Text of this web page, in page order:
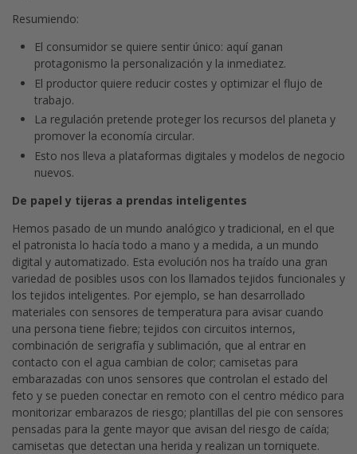
Resumiendo:
El consumidor se quiere sentir único: aquí ganan
protagonismo la personalización y la inmediatez.
El productor quiere reducir costes y optimizar el flujo de
trabajo.
La regulación pretende proteger los recursos del planeta y
promover la economía circular.
Esto nos lleva a plataformas digitales y modelos de negocio
nuevos.
De papel y tijeras a prendas inteligentes
Hemos pasado de un mundo analógico y tradicional, en el que
el patronista lo hacía todo a mano y a medida, a un mundo
digital y automatizado. Esta evolución nos ha traído una gran
variedad de posibles usos con los llamados tejidos funcionales y
los tejidos inteligentes. Por ejemplo, se han desarrollado
materiales con sensores de temperatura para avisar cuando
una persona tiene fiebre; tejidos con circuitos internos,
combinación de serigrafía y sublimación, que al entrar en
contacto con el agua cambian de color; camisetas para
embarazadas con unos sensores que controlan el estado del
feto y se pueden conectar en remoto con el centro médico para
monitorizar embarazos de riesgo; plantillas del pie con sensores
pensadas para la gente mayor que avisan del riesgo de caída;
camisetas que detectan una herida y realizan un torniquete.